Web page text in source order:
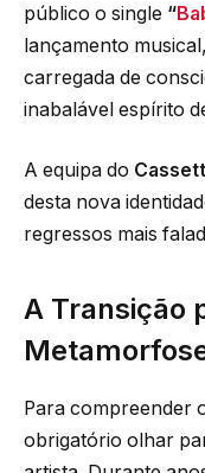
público o single “
lançamento
carregada de
inabalável espírito
A equipa do
desta nova
regressos mais
A Transição
Para compreender
obrigatório olhar